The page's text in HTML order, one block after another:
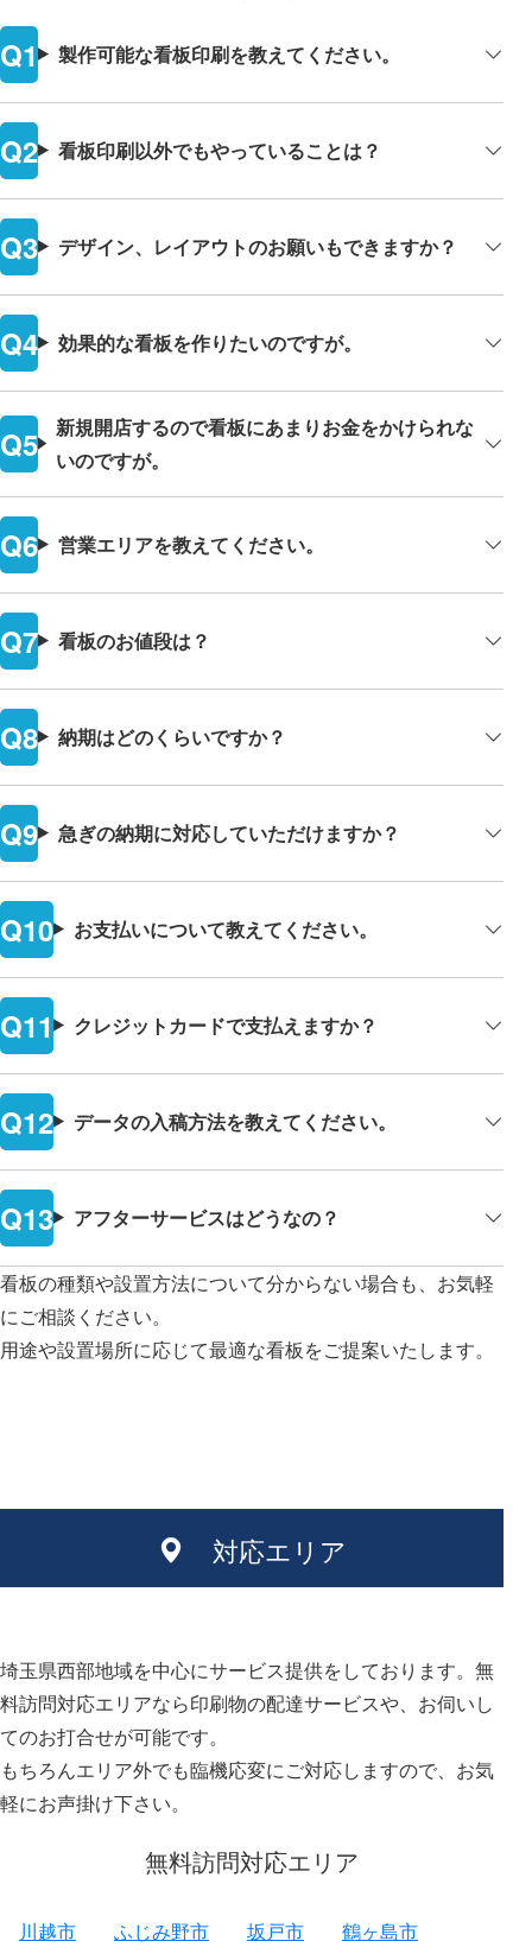
製作可能な看板印刷を教えてください。
看板印刷以外でもやっていることは？
デザイン、レイアウトのお願いもできますか？
効果的な看板を作りたいのですが。
新規開店するので看板にあまりお金をかけられな
いのですが。
営業エリアを教えてください。
看板のお値段は？
納期はどのくらいですか？
急ぎの納期に対応していただけますか？
お支払いについて教えてください。
クレジットカードで支払えますか？
データの入稿方法を教えてください。
アフターサービスはどうなの？
看板の種類や設置方法について分からない場合も、お気軽
にご相談ください。
用途や設置場所に応じて最適な看板をご提案いたします。
対応エリア
埼玉県西部地域を中心にサービス提供をしております。無
料訪問対応エリアなら印刷物の配達サービスや、お伺いし
てのお打合せが可能です。
もちろんエリア外でも臨機応変にご対応しますので、お気
軽にお声掛け下さい。
無料訪問対応エリア
川越市 ふじみ野市 坂戸市 鶴ヶ島市